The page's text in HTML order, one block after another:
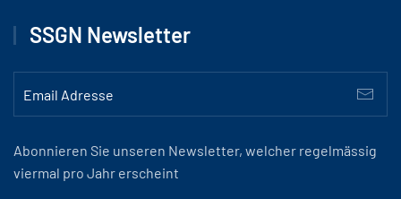
SSGN Newsletter
Abonnieren Sie unseren Newsletter, welcher regelmässig
viermal pro Jahr erscheint